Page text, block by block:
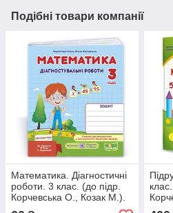
Подібні товари компанії
Математика. Діагностичні
роботи. 3 клас. (до підр.
Корчевська О., Козак М.).